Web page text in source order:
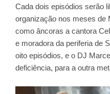
Cada dois episódios serão
organização nos meses de
como âncoras a cantora
e moradora da periferia de
oito episódios, e o DJ
deficiência, para a outra